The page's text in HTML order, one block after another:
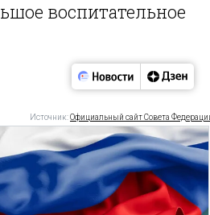
воспитательное
Источник:Официальный сайт Совета